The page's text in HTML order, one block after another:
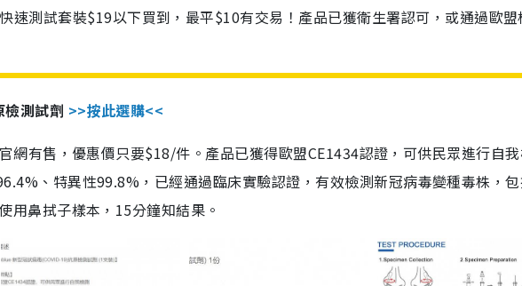
速測試套裝$19以下買到，最平$10有交易！產品已獲衛生署認可，或通過歐盟
檢測試劑 >>按此選購<<
網有售，優惠價只要$18/件。產品已獲得歐盟CE1434認證，可供民眾進行自
、特異性99.8%，已經通過臨床實驗認證，有效檢測新冠病毒變種毒株，
鼻拭子樣本，15分鐘知結果。